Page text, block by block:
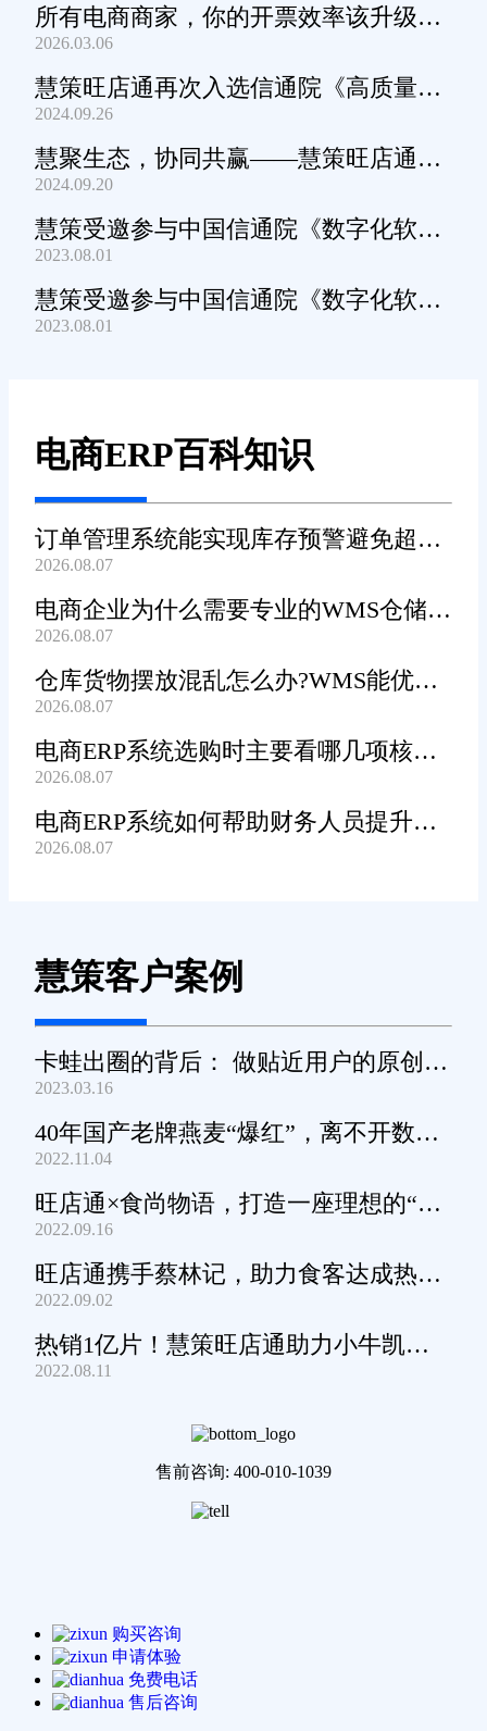
所有电商商家，你的开票效率该升级
了！
2026.03.06
慧策旺店通再次入选信通院《高质量数
字化转型产品及服务全景图》
2024.09.26
慧聚生态，协同共赢——慧策旺店通生
态交流会深圳站圆满举办
2024.09.20
慧策受邀参与中国信通院《数字化软件
产品及服务能力》规范编制工作
2023.08.01
慧策受邀参与中国信通院《数字化软件
产品及服务能力》规范编制工作
2023.08.01
电商ERP百科知识
订单管理系统能实现库存预警避免超卖
吗?
2026.08.07
电商企业为什么需要专业的WMS仓储管
理系统?
2026.08.07
仓库货物摆放混乱怎么办?WMS能优化
货位吗?
2026.08.07
电商ERP系统选购时主要看哪几项核心
功能?
2026.08.07
电商ERP系统如何帮助财务人员提升对
账工作效率?
2026.08.07
慧策客户案例
卡蛙出圈的背后： 做贴近用户的原创小
家电
2023.03.16
40年国产老牌燕麦“爆红”，离不开数字
化工具的支撑
2022.11.04
旺店通×食尚物语，打造一座理想的“零
食王国”
2022.09.16
旺店通携手蔡林记，助力食客达成热干
面自由
2022.09.02
热销1亿片！慧策旺店通助力小牛凯西
通关家庭牛排圈~
2022.08.11
售前咨询: 400-010-1039
购买咨询
申请体验
免费电话
售后咨询